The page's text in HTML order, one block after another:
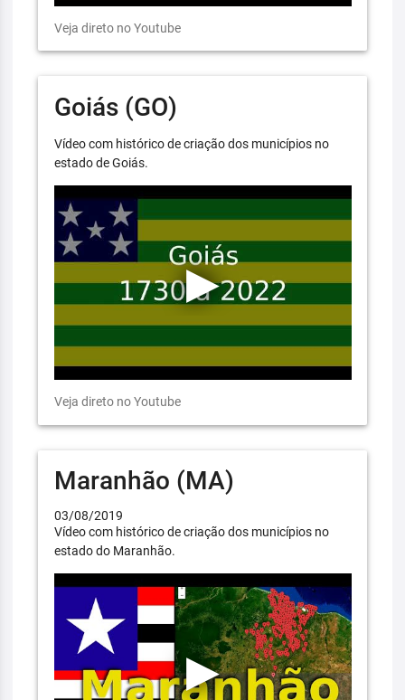
Veja direto no Youtube
Goiás (GO)
Vídeo com histórico de criação dos municípios no
estado de Goiás.
Veja direto no Youtube
Maranhão (MA)
03/08/2019
Vídeo com histórico de criação dos municípios no
estado do Maranhão.